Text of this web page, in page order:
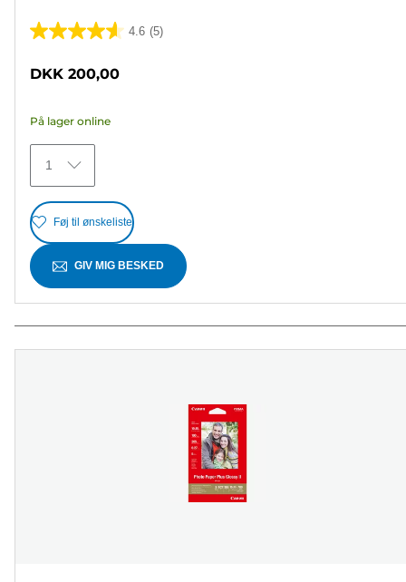
4.6 (5)
4.6
af
stjerner.
5
anmeldelser
DKK 200,00
På lager online
1
Føj til ønskeliste
GIV MIG BESKED